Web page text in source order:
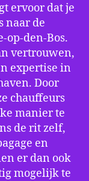
ervoor dat je
naar de
op-den-Bos.
vertrouwen,
expertise in
Door
chauffeurs
manier te
de rit zelf,
en
er dan ook
mogelijk te